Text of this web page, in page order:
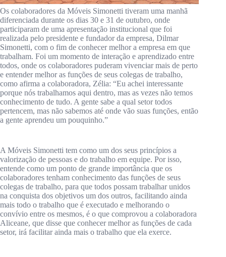
Os colaboradores da Móveis Simonetti tiveram uma manhã
diferenciada durante os dias 30 e 31 de outubro, onde
participaram de uma apresentação institucional que foi
realizada pelo presidente e fundador da empresa, Dilmar
Simonetti, com o fim de conhecer melhor a empresa em que
trabalham. Foi um momento de interação e aprendizado entre
todos, onde os colaboradores puderam vivenciar mais de perto
e entender melhor as funções de seus colegas de trabalho,
como afirma a colaboradora, Zélia: “Eu achei interessante
porque nós trabalhamos aqui dentro, mas as vezes não temos
conhecimento de tudo. A gente sabe a qual setor todos
pertencem, mas não sabemos até onde vão suas funções, então
a gente aprendeu um pouquinho.”
A Móveis Simonetti tem como um dos seus princípios a
valorização de pessoas e do trabalho em equipe. Por isso,
entende como um ponto de grande importância que os
colaboradores tenham conhecimento das funções de seus
colegas de trabalho, para que todos possam trabalhar unidos
na conquista dos objetivos um dos outros, facilitando ainda
mais todo o trabalho que é executado e melhorando o
convívio entre os mesmos, é o que comprovou a colaboradora
Aliceane, que disse que conhecer melhor as funções de cada
setor, irá facilitar ainda mais o trabalho que ela exerce.